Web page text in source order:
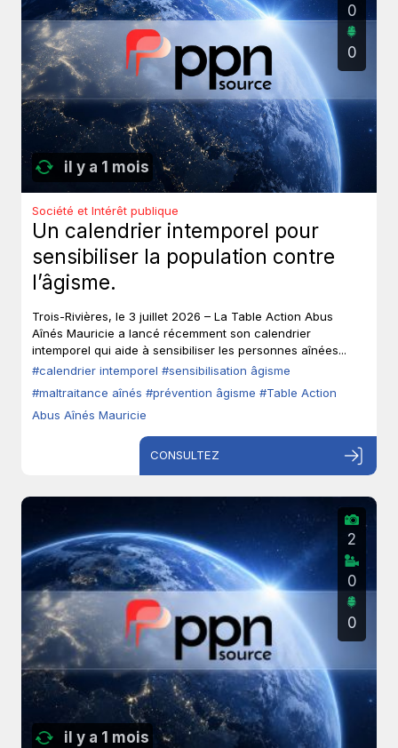
il y a 1 mois
0
0
Société et Intérêt publique
Un calendrier intemporel pour
sensibiliser la population contre
l’âgisme.
Trois-Rivières, le 3 juillet 2026 – La Table Action Abus
Aînés Mauricie a lancé récemment son calendrier
intemporel qui aide à sensibiliser les personnes aînées...
#calendrier intemporel #sensibilisation âgisme
#maltraitance aînés #prévention âgisme #Table Action
Abus Aînés Mauricie
CONSULTEZ
il y a 1 mois
2
0
0